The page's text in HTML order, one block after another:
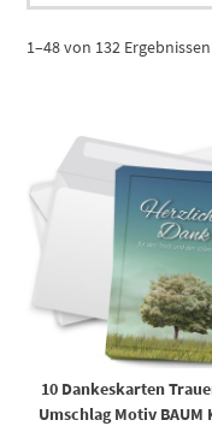
1–48 von 132
10 Dankeskarten
Umschlag Motiv BAUM